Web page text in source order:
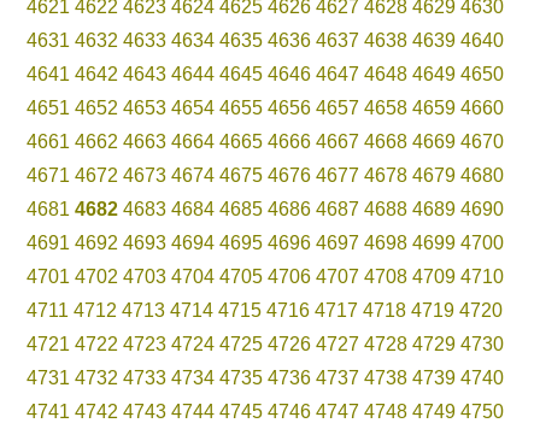
4621 4622 4623 4624 4625 4626 4627 4628 4629 4630
4631 4632 4633 4634 4635 4636 4637 4638 4639 4640
4641 4642 4643 4644 4645 4646 4647 4648 4649 4650
4651 4652 4653 4654 4655 4656 4657 4658 4659 4660
4661 4662 4663 4664 4665 4666 4667 4668 4669 4670
4671 4672 4673 4674 4675 4676 4677 4678 4679 4680
4681 4682 4683 4684 4685 4686 4687 4688 4689 4690
4691 4692 4693 4694 4695 4696 4697 4698 4699 4700
4701 4702 4703 4704 4705 4706 4707 4708 4709 4710
4711 4712 4713 4714 4715 4716 4717 4718 4719 4720
4721 4722 4723 4724 4725 4726 4727 4728 4729 4730
4731 4732 4733 4734 4735 4736 4737 4738 4739 4740
4741 4742 4743 4744 4745 4746 4747 4748 4749 4750